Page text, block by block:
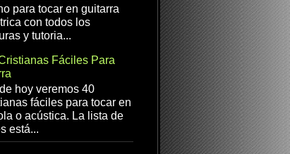
para tocar en guitarra
con todos los
y tutoria...
Fáciles Para
hoy veremos 40
fáciles para tocar en
o acústica. La lista de
está...